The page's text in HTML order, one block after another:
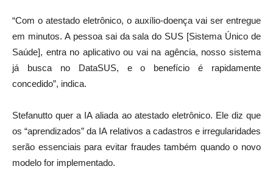
“Com o atestado eletrônico, o auxílio-doença vai ser entregue
em minutos. A pessoa sai da sala do SUS [Sistema Único de
Saúde], entra no aplicativo ou vai na agência, nosso sistema
já busca no DataSUS, e o benefício é rapidamente
concedido”, indica.
Stefanutto quer a IA aliada ao atestado eletrônico. Ele diz que
os “aprendizados” da IA relativos a cadastros e irregularidades
serão essenciais para evitar fraudes também quando o novo
modelo for implementado.